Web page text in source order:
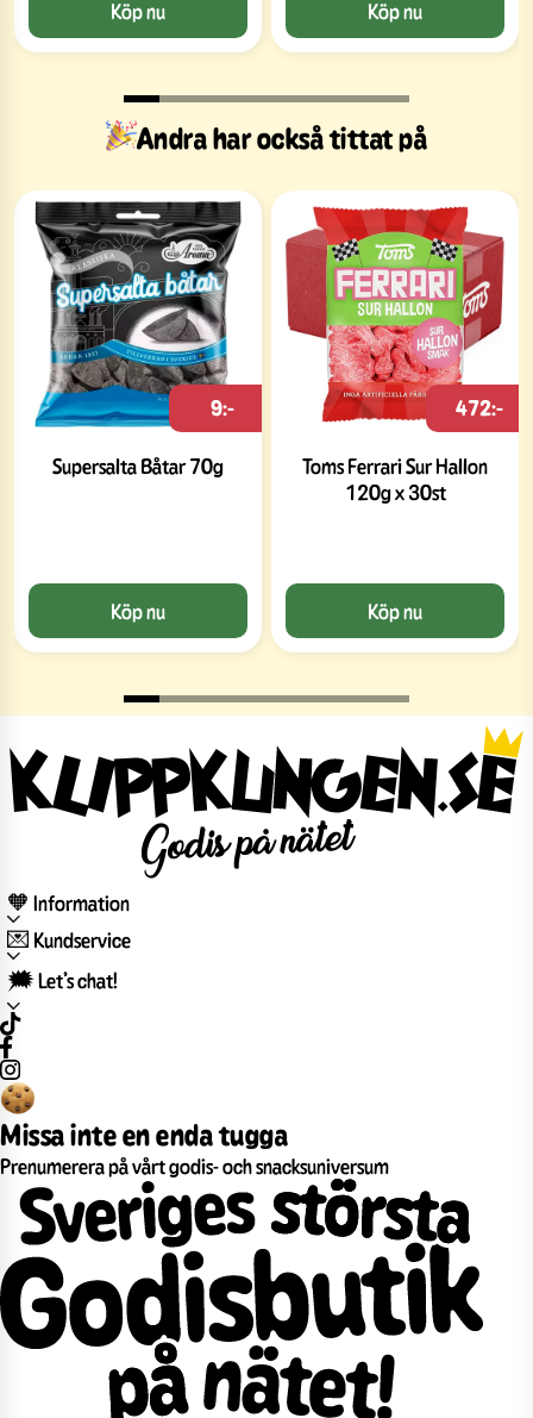
Köp nu Köp nu
Andra har också tittat på
Supersalta Båtar 70g
9:-
Köp nu
Toms Ferrari Sur Hallon
120g x 30st
472:-
Köp nu
🧡 Information
💌 Kundservice
🗯️ Let’s chat!
Missa inte en enda tugga
Prenumerera på vårt godis- och snacksuniversum